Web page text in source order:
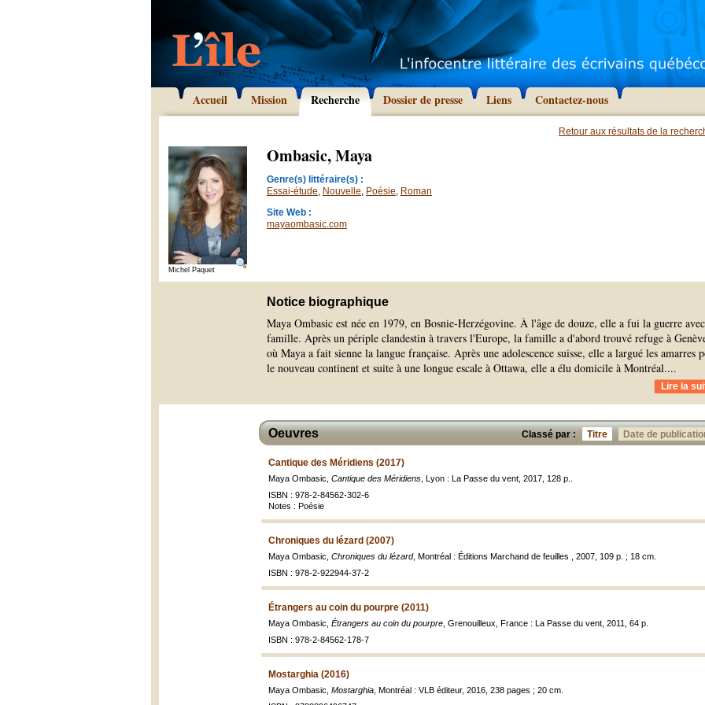
Accueil Mission Recherche Dossier de presse Liens Contactez-nous
Retour aux résultats de la
Michel Paquet
Ombasic, Maya
Genre(s) littéraire(s) :
Essai-étude, Nouvelle, Poésie, Roman
Site Web :
mayaombasic.com
Notice biographique
Maya Ombasic est née en 1979, en Bosnie-Herzégovine. À l'âge de douze, elle a fui la guerre
famille. Après un périple clandestin à travers l'Europe, la famille a d'abord trouvé refuge à
où Maya a fait sienne la langue française. Après une adolescence suisse, elle a largué les amarres
le nouveau continent et suite à une longue escale à Ottawa, elle a élu domicile à Montréal....
Lire la
Classé par : Titre Date de
Oeuvres
Cantique des Méridiens (2017)
Maya Ombasic, Cantique des Méridiens , Lyon : La Passe du vent, 2017, 128 p..
ISBN : 978-2-84562-302-6
Notes : Poésie
Chroniques du lézard (2007)
Maya Ombasic, Chroniques du lézard, Montréal : Éditions Marchand de feuilles , 2007, 109 p. ; 18 cm.
ISBN : 978-2-922944-37-2
Étrangers au coin du pourpre (2011)
Maya Ombasic, Étrangers au coin du pourpre , Grenouilleux, France : La Passe du vent, 2011, 64 p.
ISBN : 978-2-84562-178-7
Mostarghia (2016)
Maya Ombasic, Mostarghia , Montréal : VLB éditeur, 2016, 238 pages ; 20 cm.